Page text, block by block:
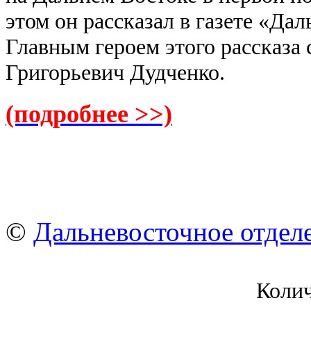
этом он рассказал в газете
Главным героем этого рассказа
Григорьевич Дудченко.
(подробнее >>)
© Дальневосточное